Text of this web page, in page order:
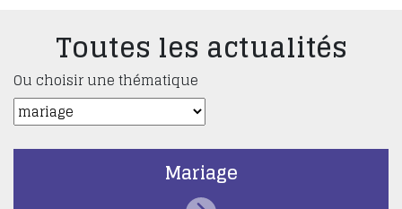
Toutes les actualités
Ou choisir une thématique
Mariage